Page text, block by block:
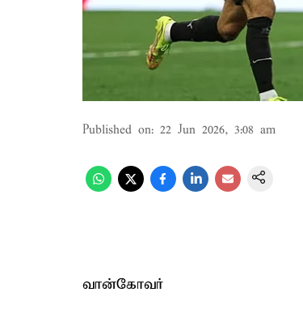
Published on: 22 Jun 2026, 3:08 am
வான்கோவர்